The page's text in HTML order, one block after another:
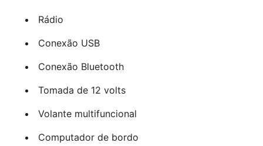
Rádio
Conexão USB
Conexão Bluetooth
Tomada de 12 volts
Volante multifuncional
Computador de bordo